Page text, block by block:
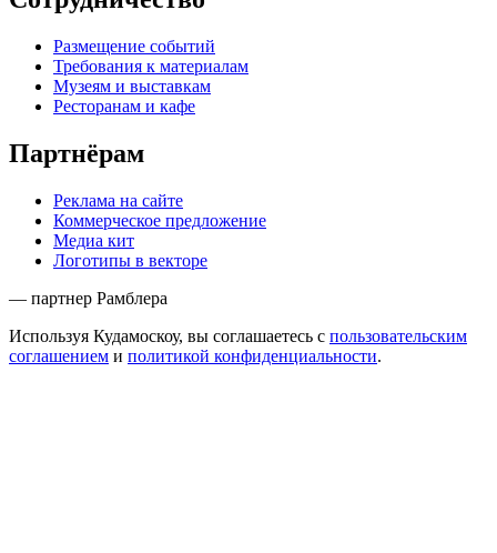
Размещение событий
Требования к материалам
Музеям и выставкам
Ресторанам и кафе
Партнёрам
Реклама на сайте
Коммерческое предложение
Медиа кит
Логотипы в векторе
— партнер Рамблера
Используя Кудамоскоу, вы соглашаетесь с пользовательским
соглашением и политикой конфиденциальности.